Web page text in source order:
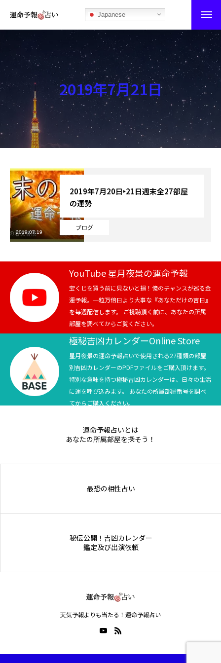
Japanese
運命予報占い
運命予報占いとは
あなたの所属部屋を探そう！
最恐の相性占い
秘伝公開！吉凶カレンダー
記事カテゴリー
ブログ
お知らせ
芸能界
テニス
スポーツ
競馬
テニス四大大会・五輪
テニス四大大会・五輪
2019年7月21日
ブログ
2019年7月20日‣21日週末全27部屋
の運勢
2019.07.19
YouTube 星月夜景の運命予報
宝くじを買う前に見ないと損！億のチャンスが巡る金
運予報。一粒万倍日より大事な『あなただけの吉日』
を毎週配信します。 ご視聴頂く前に、あなたの所属
部屋を調べてからご覧ください。
極秘吉凶カレンダーOnline Store
星月夜景の運命予報占いで使用される27種類の部屋
別吉凶カレンダーのPDFファイルをご購入頂けます。
特別な意味を持つ極秘吉凶カレンダーは、日々の生活
に運を呼び込みます。 あなたの所属部屋番号を調べ
てからご購入ください。
運命予報占いとは
あなたの所属部屋を探そう！
最恐の相性占い
秘伝公開！吉凶カレンダー
鑑定及び出演依頼
天気予報よりも当たる！運命予報占い